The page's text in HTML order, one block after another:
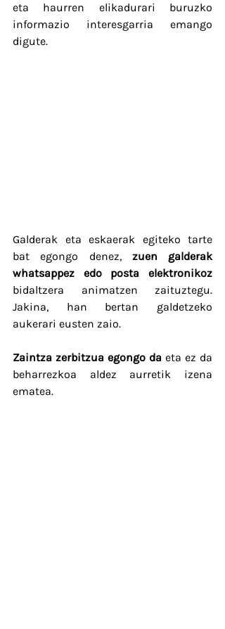
eta haurren elikadurari buruzko
informazio interesgarria emango
digute.
Galderak eta eskaerak egiteko tarte
bat egongo denez, zuen galderak
whatsappez edo posta elektronikoz
bidaltzera animatzen zaituztegu.
Jakina, han bertan galdetzeko
aukerari eusten zaio.
Zaintza zerbitzua egongo da eta ez da
beharrezkoa aldez aurretik izena
ematea.